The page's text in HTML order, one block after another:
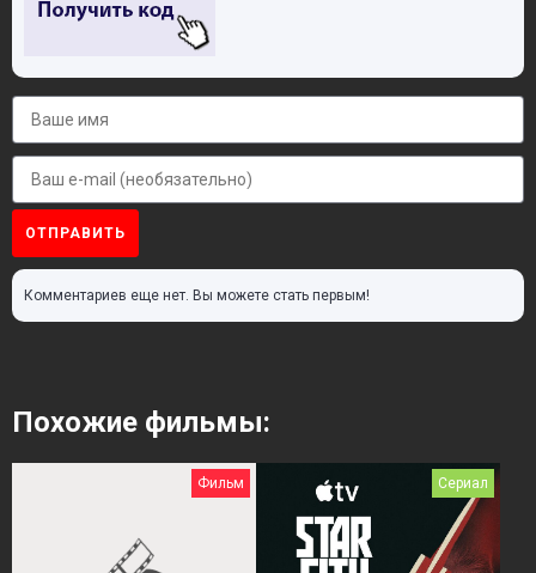
ОТПРАВИТЬ
Комментариев еще нет. Вы можете стать первым!
Похожие фильмы:
Фильм Сериал